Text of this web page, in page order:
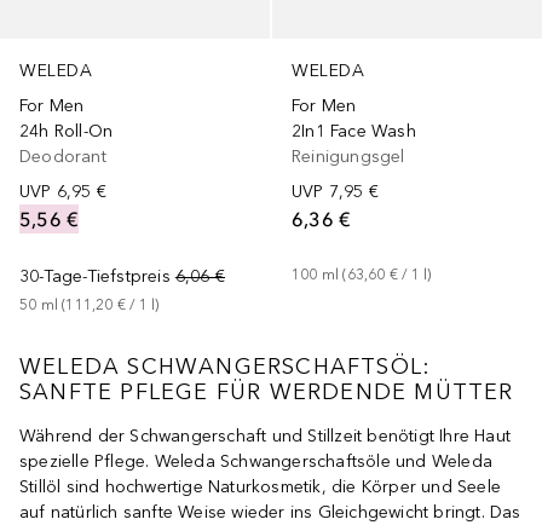
WELEDA
For Men
24h Roll-On
Deodorant
UVP 6,95 €
5,56 €
30-Tage-Tiefstpreis 6,06 €
50 ml (111,20 € / 1 l)
WELEDA
For Men
2In1 Face Wash
Reinigungsgel
UVP 7,95 €
6,36 €
100 ml (63,60 € / 1 l)
WELEDA SCHWANGERSCHAFTSÖL:
SANFTE PFLEGE FÜR WERDENDE MÜTTER
Während der Schwangerschaft und Stillzeit benötigt Ihre Haut
spezielle Pflege. Weleda Schwangerschaftsöle und Weleda
Stillöl sind hochwertige Naturkosmetik, die Körper und Seele
auf natürlich sanfte Weise wieder ins Gleichgewicht bringt. Das